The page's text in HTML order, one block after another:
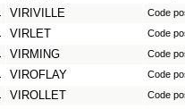
VIRIVILLE
Code
VIRLET
Code
VIRMING
Code
VIROFLAY
Code
VIROLLET
Code